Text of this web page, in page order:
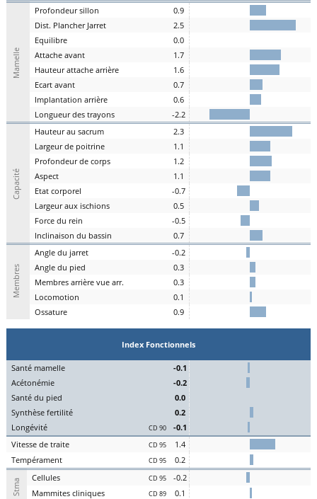
Mamelle
Profondeursillon
0.9
Dist. Plancher Jarret
2.5
Equilibre
0.0
Attache avant
1.7
Hauteurattache arrière
1.6
Ecart avant
0.7
Implantation arrière
0.6
Longueur des trayons -2.2
Capacité
Hauteur au sacrum
2.3
Largeur de poitrine
1.1
Profondeur de corps
1.2
Aspect
1.1
Etat corporel
-0.7
Largeur aux ischions
0.5
Force du rein
-0.5
Inclinaison du bassin 0.7
Membres
Angle du jarret
-0.2
Angle du pied
0.3
Membres arrière vue arr.
0.3
Locomotion
0.1
Ossature 0.9
Index Fonctionnels
Santé mamelle
-0.1
Acétonémie
-0.2
Santé du pied
0.0
Synthèse fertilité
0.2
Longévité CD 90
-0.1
Vitesse de traite CD 95
1.4
Tempérament CD 95 0.2
Stma Cellules CD 95
-0.2
Mammites cliniques CD 89 0.1